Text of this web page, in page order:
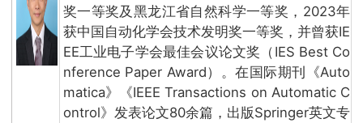
奖一等奖及黑龙江省自然科学一等奖，2023年
获中国自动化学会技术发明奖一等奖，并曾获IE
EE工业电子学会最佳会议论文奖（IES Best Co
nference Paper Award）。在国际期刊《Auto
matica》《IEEE Transactions on Automatic C
ontrol》发表论文80余篇，出版Springer英文专